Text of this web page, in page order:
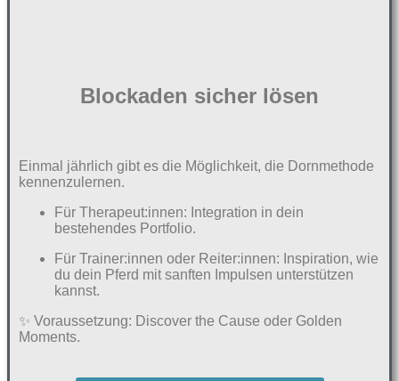
Blockaden sicher lösen
Einmal jährlich gibt es die Möglichkeit, die Dornmethode
kennenzulernen.
Für Therapeut:innen: Integration in dein
bestehendes Portfolio.
Für Trainer:innen oder Reiter:innen: Inspiration, wie
du dein Pferd mit sanften Impulsen unterstützen
kannst.
✨ Voraussetzung: Discover the Cause oder Golden
Moments.